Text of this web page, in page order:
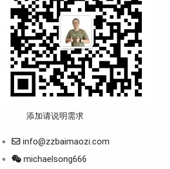
添加请说明需求
info@zzbaimaozi.com
michaelsong666